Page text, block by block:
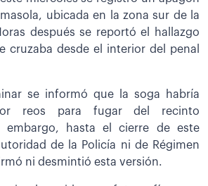
ubicada en la zona sur de la
después se reportó el hallazgo
cruzaba desde el interior del penal
se informó que la soga habría
reos para fugar del recinto
embargo, hasta el cierre de este
de la Policía ni de Régimen
ni desmintió esta versión.